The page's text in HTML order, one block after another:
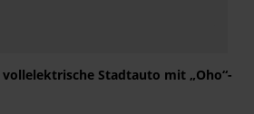
vollelektrische Stadtauto mit „Oho“-